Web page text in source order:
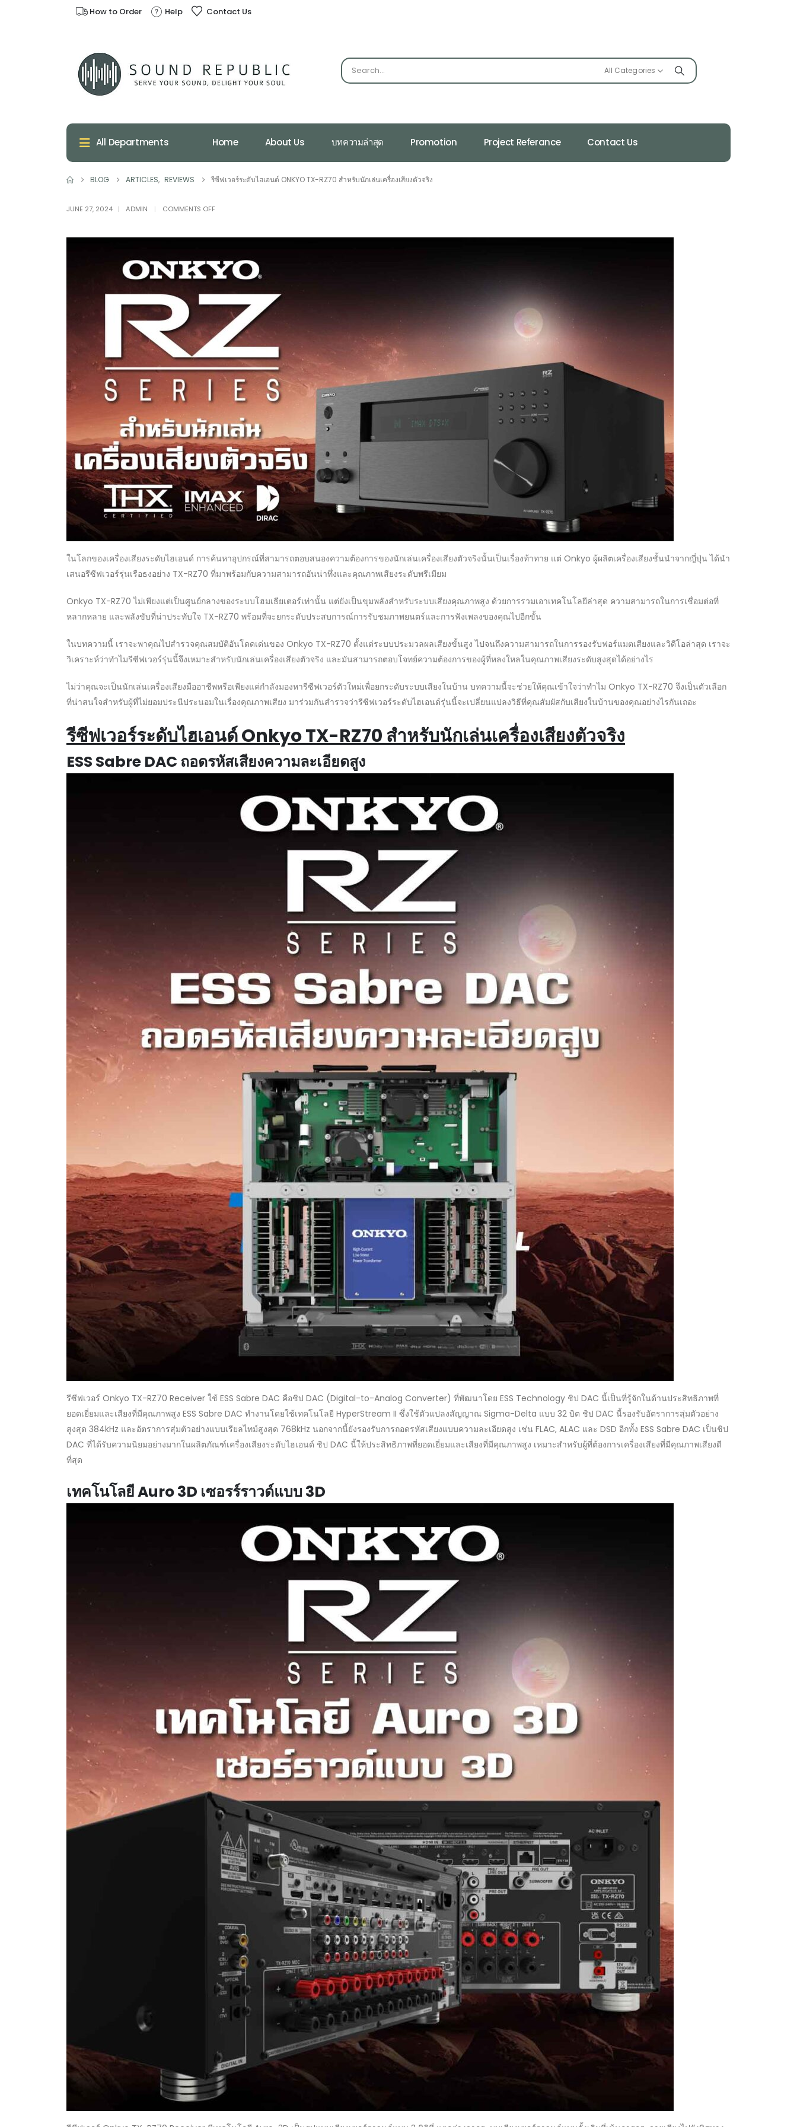
How to Order Help Contact Us
All Categories
All Departments Home About Us บทความล่าสุด Promotion Project Referance Contact Us
BLOG ARTICLES, REVIEWS รีซีฟเวอร์ระดับไฮเอนด์ ONKYO TX-RZ70 สำหรับนักเล่นเครื่องเสียงตัวจริง
JUNE 27, 2024 ADMIN COMMENTS OFFON
เวอร์
ดับ
ไฮ
เอน
ด์
ONKYO
TX-
สำหรับ
นัก
เสียง
ตัว
จริง
ในโลกของเครื่องเสียงระดับไฮเอนด์ การค้นหาอุปกรณ์ที่สามารถตอบสนองความต้องการของนักเล่นเครื่องเสียงตัวจริงนั้นเป็นเรื่องท้าทาย แต่ Onkyo ผู้ผลิตเครื่องเสียงชั้นนำจากญี่ปุ่น ได้นำ
เสนอรีซีฟเวอร์รุ่นเรือธงอย่าง TX-RZ70 ที่มาพร้อมกับความสามารถอันน่าทึ่งและคุณภาพเสียงระดับพรีเมียม
Onkyo TX-RZ70 ไม่เพียงแต่เป็นศูนย์กลางของระบบโฮมเธียเตอร์เท่านั้น แต่ยังเป็นขุมพลังสำหรับระบบเสียงคุณภาพสูง ด้วยการรวมเอาเทคโนโลยีล่าสุด ความสามารถในการเชื่อมต่อที่
หลากหลาย และพลังขับที่น่าประทับใจ TX-RZ70 พร้อมที่จะยกระดับประสบการณ์การรับชมภาพยนตร์และการฟังเพลงของคุณไปอีกขั้น
ในบทความนี้ เราจะพาคุณไปสำรวจคุณสมบัติอันโดดเด่นของ Onkyo TX-RZ70 ตั้งแต่ระบบประมวลผลเสียงขั้นสูง ไปจนถึงความสามารถในการรองรับฟอร์แมตเสียงและวิดีโอล่าสุด เราจะ
วิเคราะห์ว่าทำไมรีซีฟเวอร์รุ่นนี้จึงเหมาะสำหรับนักเล่นเครื่องเสียงตัวจริง และมันสามารถตอบโจทย์ความต้องการของผู้ที่หลงใหลในคุณภาพเสียงระดับสูงสุดได้อย่างไร
ไม่ว่าคุณจะเป็นนักเล่นเครื่องเสียงมืออาชีพหรือเพียงแค่กำลังมองหารีซีฟเวอร์ตัวใหม่เพื่อยกระดับระบบเสียงในบ้าน บทความนี้จะช่วยให้คุณเข้าใจว่าทำไม Onkyo TX-RZ70 จึงเป็นตัวเลือก
ที่น่าสนใจสำหรับผู้ที่ไม่ยอมประนีประนอมในเรื่องคุณภาพเสียง มาร่วมกันสำรวจว่ารีซีฟเวอร์ระดับไฮเอนด์รุ่นนี้จะเปลี่ยนแปลงวิธีที่คุณสัมผัสกับเสียงในบ้านของคุณอย่างไรกันเถอะ
รีซีฟเวอร์ระดับไฮเอนด์Onkyo TX-RZ70 สำหรับนักเล่นเครื่องเสียงตัวจริง
ESS Sabre DAC ถอดรหัสเสียงความละเอียดสูง
รีซีฟเวอร์ Onkyo TX-RZ70 Receiver ใช้ ESS Sabre DAC คือชิป DAC (Digital-to-Analog Converter) ที่พัฒนาโดย ESS Technology ชิป DAC นี้เป็นที่รู้จักในด้านประสิทธิภาพที่
ยอดเยี่ยมและเสียงที่มีคุณภาพสูง ESS Sabre DAC ทำงานโดยใช้เทคโนโลยี HyperStream II ซึ่งใช้ตัวแปลงสัญญาณ Sigma-Delta แบบ 32 บิต ชิป DAC นี้รองรับอัตราการสุ่มตัวอย่าง
สูงสุด 384kHz และอัตราการสุ่มตัวอย่างแบบเรียลไทม์สูงสุด 768kHz นอกจากนี้ยังรองรับการถอดรหัสเสียงแบบความละเอียดสูง เช่น FLAC, ALAC และ DSD อีกทั้ง ESS Sabre DAC เป็นชิป
DAC ที่ได้รับความนิยมอย่างมากในผลิตภัณฑ์เครื่องเสียงระดับไฮเอนด์ ชิป DAC นี้ให้ประสิทธิภาพที่ยอดเยี่ยมและเสียงที่มีคุณภาพสูง เหมาะสำหรับผู้ที่ต้องการเครื่องเสียงที่มีคุณภาพเสียงดี
ที่สุด
เทคโนโลยี Auro 3D เซอรร์ราวด์แบบ 3D